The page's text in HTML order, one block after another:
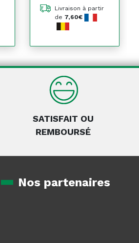
Livraison à partir
de 7,60€
SATISFAIT OU
REMBOURSÉ
Nos partenaires